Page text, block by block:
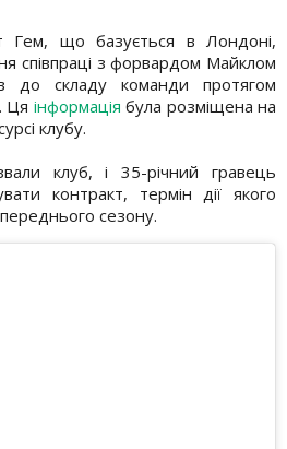
Гем, що базується в Лондоні,
співпраці з форвардом Майклом
до складу команди протягом
Ця інформація була розміщена на
клубу.
клуб, і 35-річний гравець
контракт, термін дії якого
сезону.